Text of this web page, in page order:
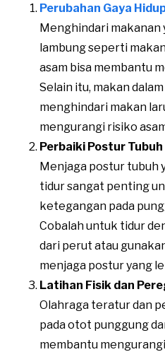
Perubahan Gaya
Menghindari makanan
lambung seperti
asam bisa membantu
Selain itu, makan
menghindari makan
mengurangi risiko
Perbaiki Postur Tubuh
Menjaga postur tubuh
tidur sangat penting
ketegangan pada
Cobalah untuk tidur
dari perut atau
menjaga postur yang
Latihan Fisik dan
Olahraga teratur dan
pada otot punggung
membantu